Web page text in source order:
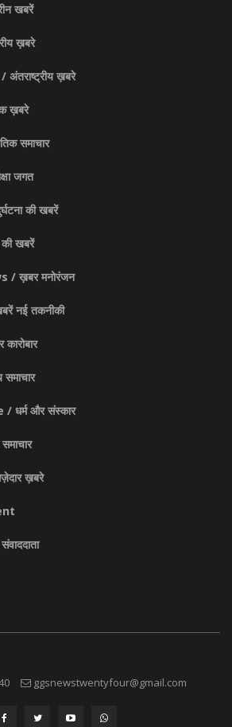
खबरें
ख़बरे
ख़बरे
ख़बरे
समाचार
जगत
की खबरें
खबरें
ख़बर मनोरंजन
नई तकनीकी
धर्म और संस्कार
ख़बरे
ggsnewstwentyfour@gmail.com